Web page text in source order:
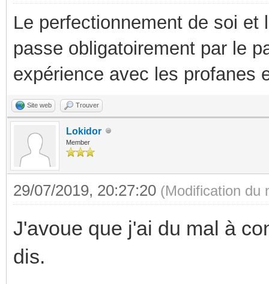
Le perfectionnement de soi
passe obligatoirement par le
expérience avec les profanes
Site web Trouver
Lokidor
Member
29/07/2019, 20:27:20 (Modification du
J'avoue que j'ai du mal à
dis.